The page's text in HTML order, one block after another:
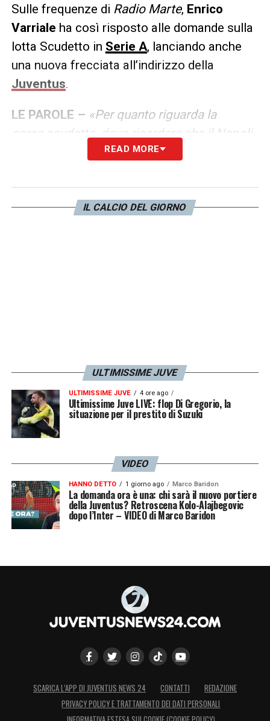
Sulle frequenze di Radio Marte, Enrico
Varriale ha così risposto alle domande sulla
lotta Scudetto in Serie A, lanciando anche
una nuova frecciata all’indirizzo della
Juventus.
LE PAROLE – «Per quanto riguarda la
corsa scudetto, devo ricordare che il Napoli
non è partito per vincerlo. Manna lo ha
sui giornali di squadre come Milan e
Juventus che faticano a mettere nel mirino la
READ MORE
IL CALCIO DEL GIORNO
ULTIMISSIME JUVE
ULTIMISSIME JUVE 4 ore ago
Ultimissime Juve LIVE: flop Di Gregorio, la
situazione per il prestito di Suzuki
VIDEO
HANNO DETTO 1 giorno ago Marco Baridon
La domanda ora è una: chi sarà il nuovo portiere
della Juventus? Retroscena Kolo-Alajbegovic
dopo l’Inter – VIDEO di Marco Baridon
SCARICA L’APP DI JUVENTUS NEWS 24 CONTATTI
REDAZIONE
PRIVACY POLICY E TRATTAMENTO DEI DATI PERSONALI